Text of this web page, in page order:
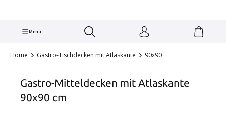
Menü
Home Gastro-Tischdecken mit Atlaskante 90x90
Gastro-Mitteldecken mit Atlaskante
90x90 cm